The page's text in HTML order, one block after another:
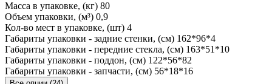
Масса в упаковке, (кг) 80
Объем упаковки, (м³) 0,9
Кол-во мест в упаковке, (шт) 4
Габариты упаковки - задние стенки, (см) 162*96*4
Габариты упаковки - передние стекла, (см) 163*51*10
Габариты упаковки - поддон, (см) 122*56*82
Габариты упаковки - запчасти, (см) 56*18*16